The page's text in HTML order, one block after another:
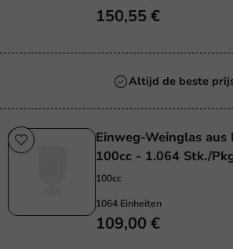
150,55 €
Altijd de beste
Einweg-Weinglas
100cc - 1.064 Stk./
100cc
1064 Einheiten
109,00 €